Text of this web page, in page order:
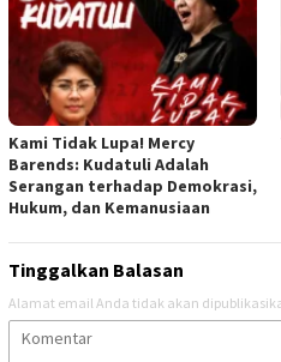
Kami Tidak Lupa! Mercy
Barends: Kudatuli Adalah
Serangan terhadap Demokrasi,
Hukum, dan Kemanusiaan
Tinggalkan Balasan
Alamat email Anda tidak akan